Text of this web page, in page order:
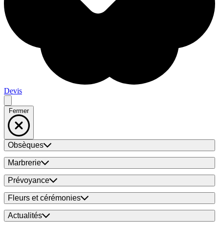
Devis
Fermer
Obsèques
Marbrerie
Prévoyance
Fleurs et cérémonies
Actualités